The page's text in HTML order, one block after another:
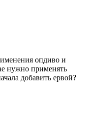
опдиво и
нужно применять
добавить ервой?